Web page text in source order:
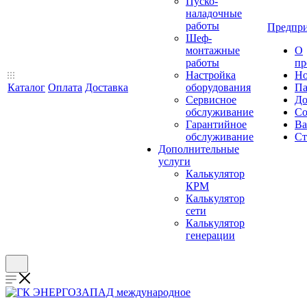
Каталог Оплата Доставка
наладочные
работы
Шеф-
монтажные
работы
Настройка
оборудования
Сервисное
обслуживание
Гарантийное
обслуживание
Дополнительные
услуги
Калькулятор
КРМ
Калькулятор
сети
Калькулятор
генерации
О